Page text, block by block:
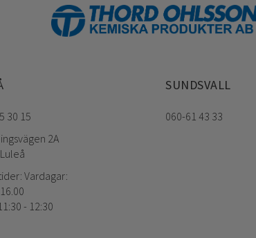
30 15
2A
Vardagar:
- 12:30
SUNDSVALL
060-61 43 33